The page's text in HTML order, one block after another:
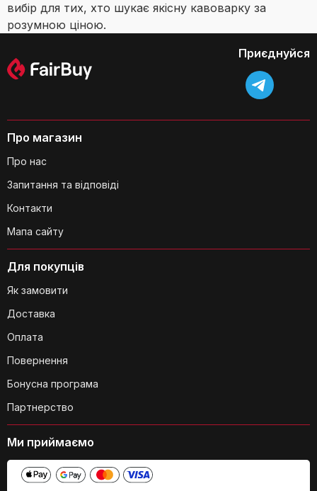
вибір для тих, хто шукає якісну кавоварку за
розумною ціною.
Для покупців
Як замовити
Доставка
Оплата
Повернення
Бонусна програма
Партнерство
Про магазин
Про нас
Запитання та відповіді
Контакти
Мапа сайту
Приєднуйся
Ми приймаємо